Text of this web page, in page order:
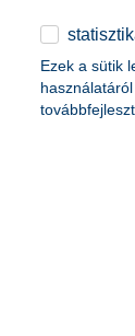
Ezek a sütik